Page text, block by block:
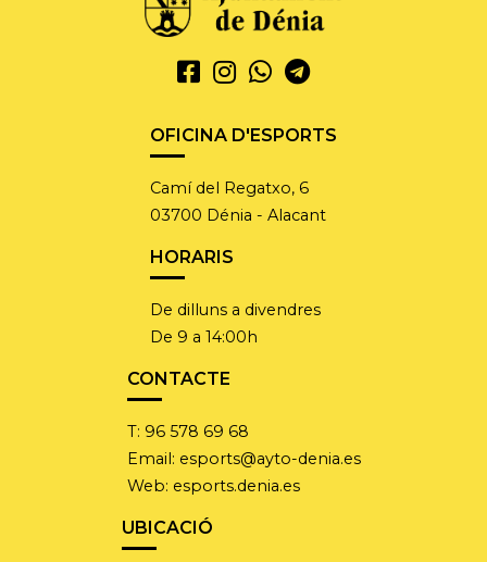
OFICINA D'ESPORTS
Camí del Regatxo, 6
03700 Dénia - Alacant
HORARIS
De dilluns a divendres
De 9 a 14:00h
CONTACTE
T: 96 578 69 68
Email: esports@ayto-denia.es
Web: esports.denia.es
UBICACIÓ